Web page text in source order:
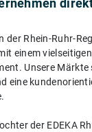
der Rhein-Ruhr-
einem
Unsere Märkte
eine
der EDEKA